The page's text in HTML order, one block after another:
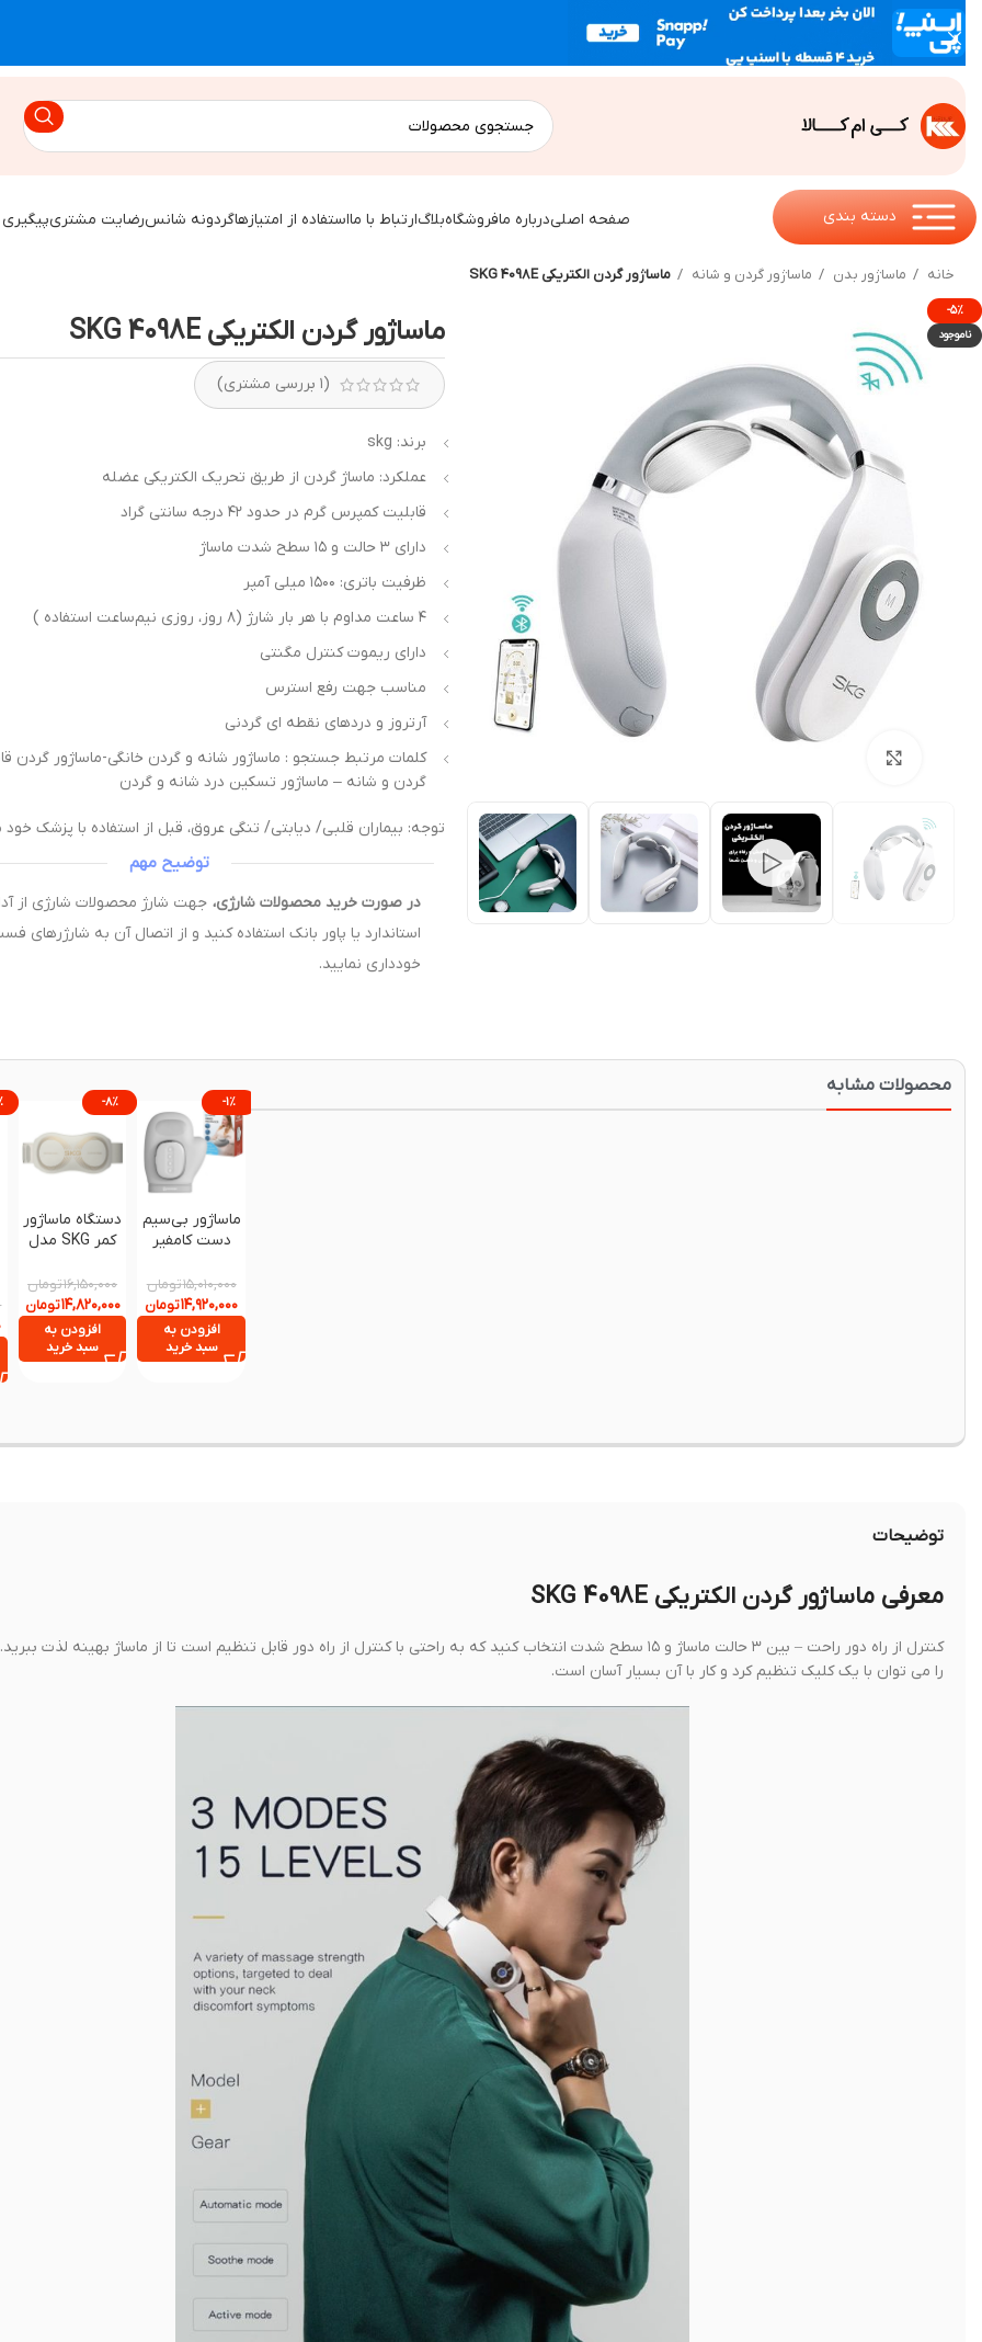
دسته بندی صفحه اصلیدرباره مافروشگاهبلاگارتباط با مااستفاده از امتیازهاگردونه شانسرضایت مشتری
خانه ماساژور بدن ماساژور گردن و شانه ماساژور گردن الکتریکی SKG 4098E
-۵%
ناموجود ماساژور گردن الکتریکی SKG 4098E
(۱ بررسی مشتری)
برند: skg
عملکرد: ماساژ گردن از طریق تحریک الکتریکی عضله
قابلیت کمپرس گرم در حدود ۴۲ درجه سانتی گراد
دارای ۳ حالت و ۱۵ سطح شدت ماساژ
ظرفیت باتری: ۱۵۰۰ میلی آمپر
۴ ساعت مداوم با هر بار شارژ (۸ روز، روزی نیم‌ساعت استفاده )
دارای ریموت کنترل مگنتی
مناسب جهت رفع استرس
آرتروز و دردهای نقطه ای گردنی
کلمات مرتبط جستجو : ماساژور شانه و گردن خانگی-ماساژور گردن
گردن و شانه – ماساژور تسکین درد شانه و گردن
توجه: بیماران قلبی/ دیابتی/ تنگی عروق، قبل از استفاده با پزشک
توضیح مهم
در صورت خرید محصولات شارژی،
استاندارد یا پاور بانک استفاده کنید و از اتصال آن به شارژرهای
خودداری نمایید.
محصولات مشابه
-۱%
ماساژور بی‌سیم
دست کامفیر
4403 با گرمایش
و ماساژ فشاری
۱۵,۰۱۰,۰۰۰تومان
۱۴,۹۲۰,۰۰۰تومان
افزودن به
سبد خرید
-۸%
دستگاه ماساژور
کمر SKG مدل
۱۶,۱۵۰,۰۰۰تومان
۱۴,۸۲۰,۰۰۰تومان
افزودن به
سبد خرید
توضیحات
معرفی ماساژور گردن الکتریکی SKG 4098E
کنترل از راه دور راحت – بین ۳ حالت ماساژ و ۱۵ سطح شدت انتخاب کنید که به راحتی با کنترل از راه دور قابل تنظیم است تا از ماساژ بهینه لذت
را می توان با یک کلیک تنظیم کرد و کار با آن بسیار آسان است.